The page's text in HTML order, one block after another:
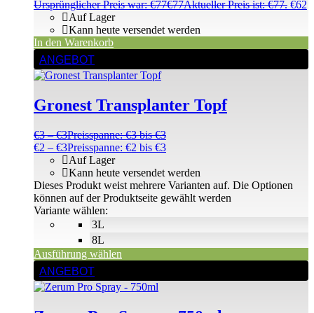
Ursprünglicher Preis war: €77€77Aktueller Preis ist: €77. €62
Auf Lager
Kann heute versendet werden
In den Warenkorb
ANGEBOT
Gronest Transplanter Topf
€3 –€3Preisspanne: €3 bis €3
€2 – €3Preisspanne: €2 bis €3
3L
8L
Auf Lager
Kann heute versendet werden
Variante wählen:
Ausführung wählen
Dieses Produkt weist mehrere Varianten auf. Die Optionen
können auf der Produktseite gewählt werden
ANGEBOT